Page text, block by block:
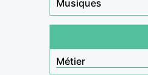
Musiques
Métier